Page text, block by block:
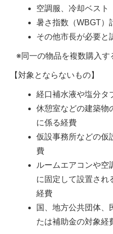
空調服、冷却ベスト
暑さ指数（WBGT）
その他市長が必要と
※同一の物品を複数購入す
【対象とならないもの】
経口補水液や塩分タ
休憩室などの建築物
に係る経費
仮設事務所などの仮
費
ルームエアコンや空
に固定して設置され
経費
国、地方公共団体、
たは補助金の対象経